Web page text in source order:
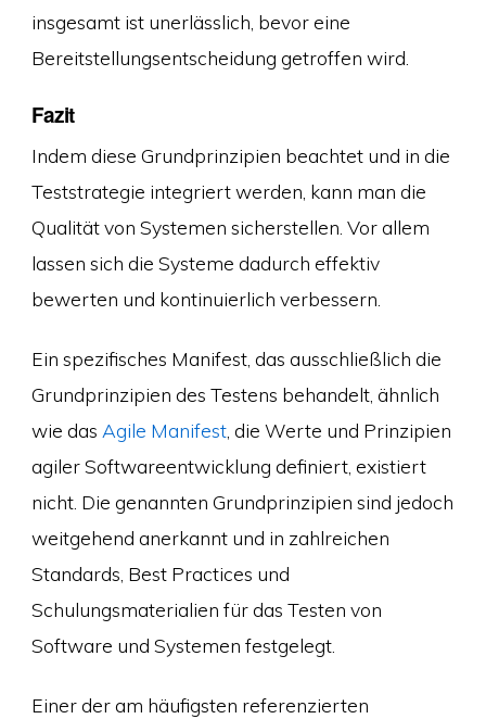
insgesamt ist unerlässlich, bevor eine
Bereitstellungsentscheidung getroffen wird.
Fazit
Indem diese Grundprinzipien beachtet und in die
Teststrategie integriert werden, kann man die
Qualität von Systemen sicherstellen. Vor allem
lassen sich die Systeme dadurch effektiv
bewerten und kontinuierlich verbessern.
Ein spezifisches Manifest, das ausschließlich die
Grundprinzipien des Testens behandelt, ähnlich
wie das Agile Manifest, die Werte und Prinzipien
agiler Softwareentwicklung definiert, existiert
nicht. Die genannten Grundprinzipien sind jedoch
weitgehend anerkannt und in zahlreichen
Standards, Best Practices und
Schulungsmaterialien für das Testen von
Software und Systemen festgelegt.
Einer der am häufigsten referenzierten